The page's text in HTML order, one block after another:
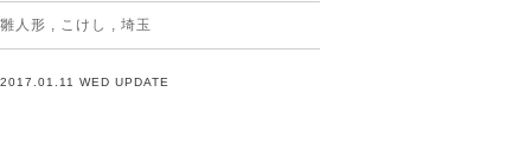
雛人形 , こけし , 埼玉
2017.01.11 WED UPDATE